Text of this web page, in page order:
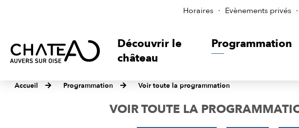
Horaires Evènements privés
Découvrir le
château
Programmation
Accueil Programmation Voir toute la programmation
VOIR TOUTE LA